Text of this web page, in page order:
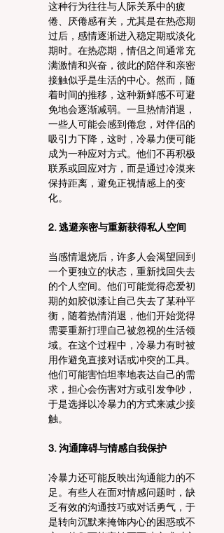
这种行为往往与人际关系中的疲
倦、厌倦感有关，尤其是在热恋期
过后，感情逐渐进入稳定期或淡化
期时。在热恋期，情侣之间通常充
满激情和兴奋，彼此的陪伴和亲密
接触似乎是生活的中心。然而，随
着时间的推移，这种新鲜感不可避
免地会逐渐减弱。一旦热情消退，
一些人可能会感到倦怠，对伴侣的
吸引力下降，这时，冷暴力便可能
成为一种应对方式。他们不再积极
联系或回应对方，而是通过冷漠来
保持距离，避免正视情感上的变
化。
2. 逃避亲密与重新获得私人空间
当感情退烧后，许多人会渴望回到
一个更独立的状态，重新找回失去
的个人空间。他们可能觉得恋爱初
期的如胶似漆让自己失去了某种平
衡，随着热情消退，他们开始觉得
需要重新打理自己被忽视的生活领
域。在这个过程中，冷暴力有时被
用作避免直接对话或冲突的工具。
他们可能害怕坦率地表达自己的需
求，担心会伤害对方或引发争吵，
于是选择以冷暴力的方式来减少接
触。
3. 沟通障碍与情感自我保护
冷暴力还可能反映出沟通能力的不
足。有些人在面对情感问题时，缺
乏有效的沟通技巧或对话勇气，于
是转向沉默来掩饰内心的困惑或不